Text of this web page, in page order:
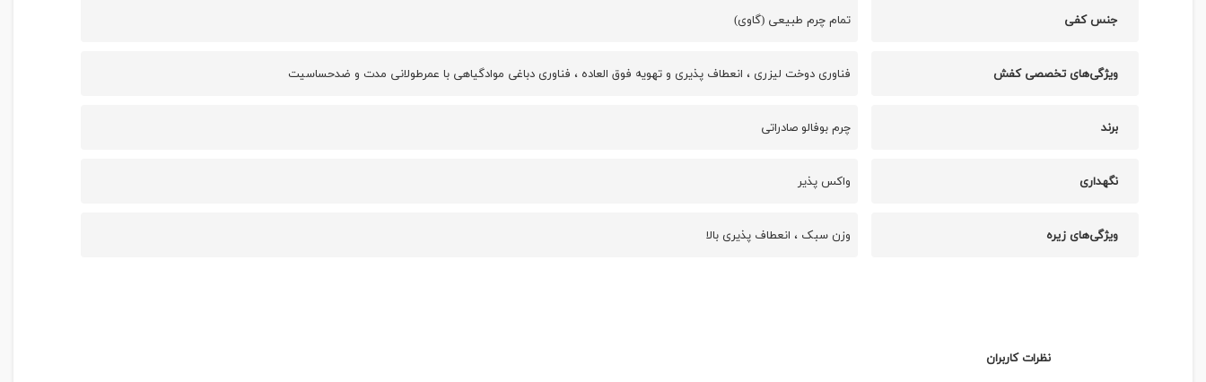
جنس کفی تمام چرم طبیعی (گاوی)
ویژگی‌های تخصصی کفش فناوری دوخت لیزری ، انعطاف پذیری و تهویه فوق العاده ، فناوری دباغی موادگیاهی با عمرطولانی مدت و ضدحساسیت
برند چرم بوفالو صادراتی
نگهداری واکس پذیر
ویژگی‌های زیره وزن سبک ، انعطاف پذیری بالا
نظرات کاربران